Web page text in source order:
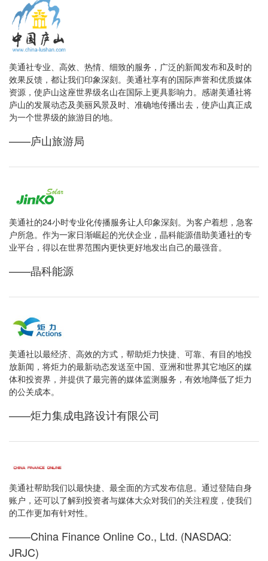
美通社专业、高效、热情、细致的服务，广泛的新闻发布和及时的
效果反馈，都让我们印象深刻。美通社享有的国际声誉和优质媒体
资源，使庐山这座世界级名山在国际上更具影响力。感谢美通社将
庐山的发展动态及美丽风景及时、准确地传播出去，使庐山真正成
为一个世界级的旅游目的地。
——庐山旅游局
美通社的24小时专业化传播服务让人印象深刻。为客户着想，急客
户所急。作为一家日渐崛起的光伏企业，晶科能源借助美通社的专
业平台，得以在世界范围内更快更好地发出自己的最强音。
——晶科能源
美通社以最经济、高效的方式，帮助炬力快捷、可靠、有目的地投
放新闻，将炬力的最新动态发送至中国、亚洲和世界其它地区的媒
体和投资界，并提供了最完善的媒体监测服务，有效地降低了炬力
的公关成本。
——炬力集成电路设计有限公司
美通社帮助我们以最快捷、最全面的方式发布信息。通过登陆自身
账户，还可以了解到投资者与媒体大众对我们的关注程度，使我们
的工作更加有针对性。
——China Finance Online Co., Ltd. (NASDAQ:
JRJC)